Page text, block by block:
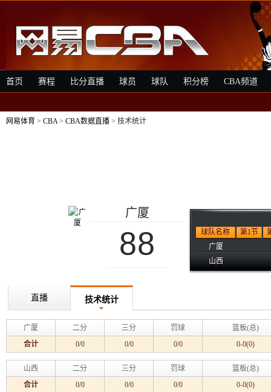
首页 赛程 比分直播 球员 球队 积分榜 CBA频道
网易体育 > CBA> CBA数据直播 > 技术统计
广厦
88 球队名称 第1节
广厦
山西
直播 技术统计
广厦 二分 三分 罚球
篮板(总)
合计
0/0 0/0 0/0 0-0(0)
山西 二分 三分 罚球
篮板(总)
合计
0/0 0/0 0/0 0-0(0)